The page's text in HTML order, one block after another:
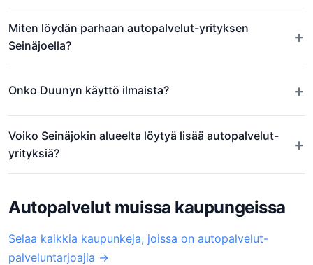
Miten löydän parhaan autopalvelut-yrityksen
Seinäjoella?
+
Onko Duunyn käyttö ilmaista? +
Voiko Seinäjokin alueelta löytyä lisää autopalvelut-
yrityksiä?
+
Autopalvelut muissa kaupungeissa
Selaa kaikkia kaupunkeja, joissa on autopalvelut-
palveluntarjoajia →